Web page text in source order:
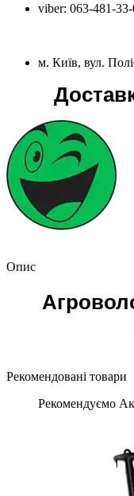
viber: 063-481-
м. Київ, вул.
Опис
Рекомендовані товари
Рекомендуємо